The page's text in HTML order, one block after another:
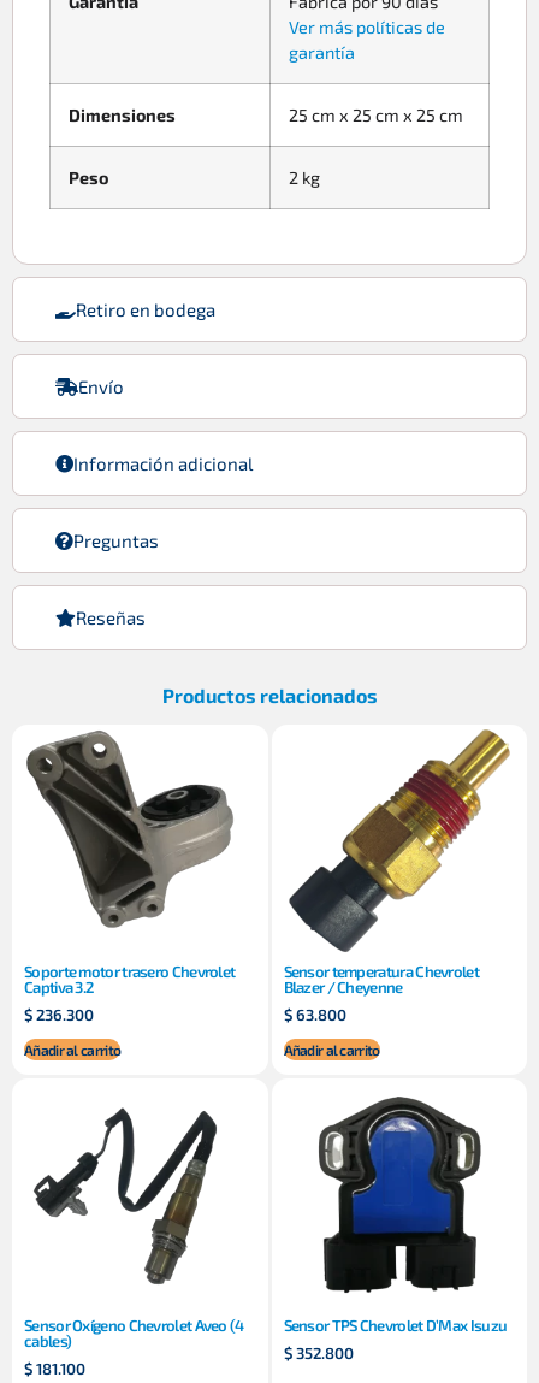
Retiro en bodega
Envío
Información adicional
Preguntas
Reseñas
Ver más políticas de
garantía
Dimensiones 25 cm x 25 cm x 25 cm
Peso 2 kg
Productos relacionados
Soporte motor trasero Chevrolet
Captiva 3.2
$236.300
Añadir al carrito
Sensor temperatura Chevrolet
Blazer / Cheyenne
$63.800
Añadir al carrito
Sensor Oxígeno Chevrolet Aveo (4
cables)
$181.100
Sensor TPS Chevrolet D’Max Isuzu
$352.800